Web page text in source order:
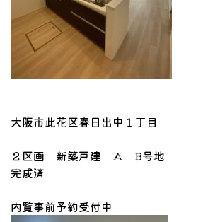
大阪市此花区春日出中１丁目
２区画 新築戸建 A B号地
完成済
内覧事前予約受付中